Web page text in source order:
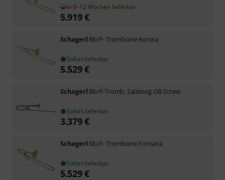
In 9–12 Wochen lieferbar
5.919€
Schagerl Bb/F- Trombone Aurora
Sofort lieferbar
5.529€
Schagerl Bb/F-Tromb. Salzburg GB Screw.
Sofort lieferbar
3.379€
Schagerl Bb/F- Trombone Fontana
Sofort lieferbar
5.529€